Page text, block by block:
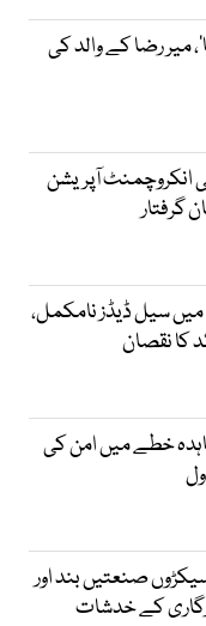
میر رضا کے والد کی
انکروچمنٹ آپریشن
سیل ڈیڈز نامکمل،
خطے میں امن کی
صنعتیں بند اور
کے خدشات